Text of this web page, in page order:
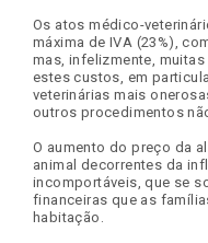
Os atos médico-
máxima de IVA (23%),
mas, infelizmente,
estes custos, em
veterinárias mais
outros procedimentos
O aumento do preço da
animal decorrentes da
incomportáveis, que se
financeiras que as
habitação.